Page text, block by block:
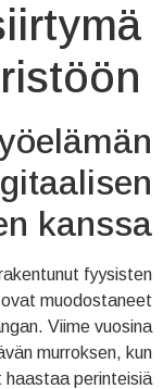
kanssa
fyysisten
muodostaneet
Viime vuosina
murroksen, kun
perinteisiä